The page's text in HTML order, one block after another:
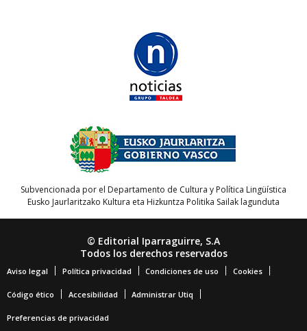
Subvencionada por el Departamento de Cultura y Política Lingüística
Eusko Jaurlaritzako Kultura eta Hizkuntza Politika Sailak lagunduta
© Editorial Iparraguirre, S.A
Todos los derechos reservados
Aviso legal Política privacidad Condiciones de uso Cookies
Código ético Accesibilidad Administrar Utiq
Preferencias de privacidad